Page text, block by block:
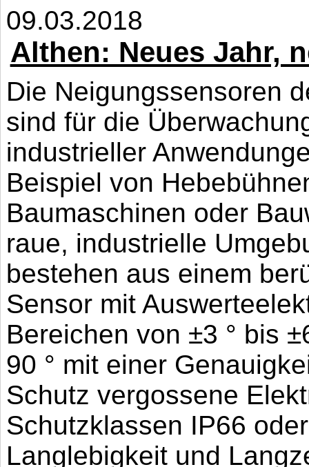
09.03.2018
Althen: Neues Jahr,
Die Neigungssensoren
sind für die
industrieller
Beispiel von
Baumaschinen oder
raue, industrielle
bestehen aus einem
Sensor mit
Bereichen von ±3 ° bis
90 ° mit einer
Schutz vergossene
Schutzklassen IP66
Langlebigkeit und